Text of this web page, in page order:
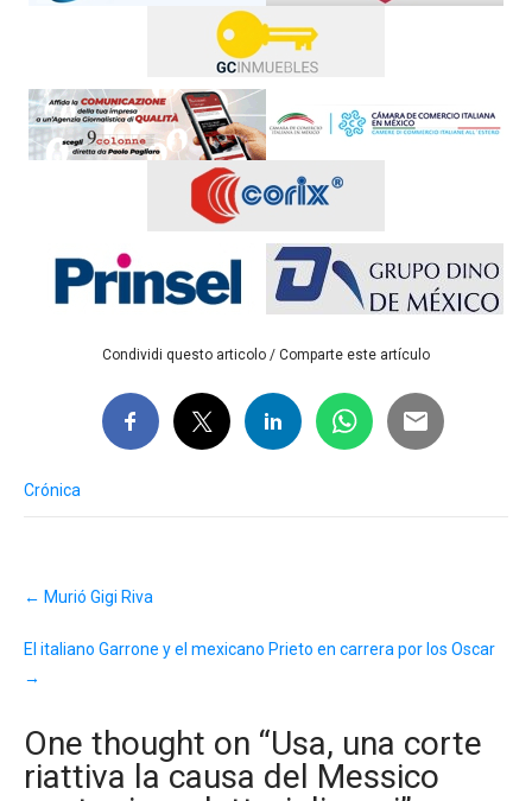
Condividi questo articolo / Comparte este artículo
Crónica
navigation
← Murió Gigi Riva
El italiano Garrone y el mexicano Prieto en carrera por los Oscar
→
One thought on “Usa, una corte
riattiva la causa del Messico